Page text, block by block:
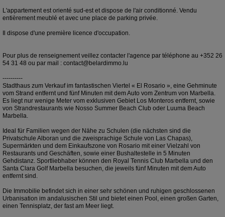
L'appartement est orienté sud-est et dispose de l'air conditionné. Vendu
entièrement meublé et avec une place de parking privée.
Il dispose d'une première licence d'occupation.
Pour plus de renseignement veillez contacter l'agence par téléphone au +352 26
54 31 48 ou par mail : contact@belardimmo.lu
----------
Stadthaus zum Verkauf im fantastischen Viertel « El Rosario », eine Gehminute
vom Strand entfernt und fünf Minuten mit dem Auto vom Zentrum von Marbella.
Es liegt nur wenige Meter vom exklusiven Gebiet Los Monteros entfernt, sowie
von Strandrestaurants wie Nosso Summer Beach Club oder Luuma Beach
Marbella.
Ideal für Familien wegen der Nähe zu Schulen (die nächsten sind die
Privatschule Alboran und die zweisprachige Schule von Las Chapas),
Supermärkten und dem Einkaufszone von Rosario mit einer Vielzahl von
Restaurants und Geschäften, sowie einer Bushaltestelle in 5 Minuten
Gehdistanz. Sportliebhaber können den Royal Tennis Club Marbella und den
Santa Clara Golf Marbella besuchen, die jeweils fünf Minuten mit dem Auto
entfernt sind.
Die Immobilie befindet sich in einer sehr schönen und ruhigen geschlossenen
Urbanisation im andalusischen Stil und bietet einen Pool, einen großen Garten,
einen Tennisplatz, der fast am Meer liegt.